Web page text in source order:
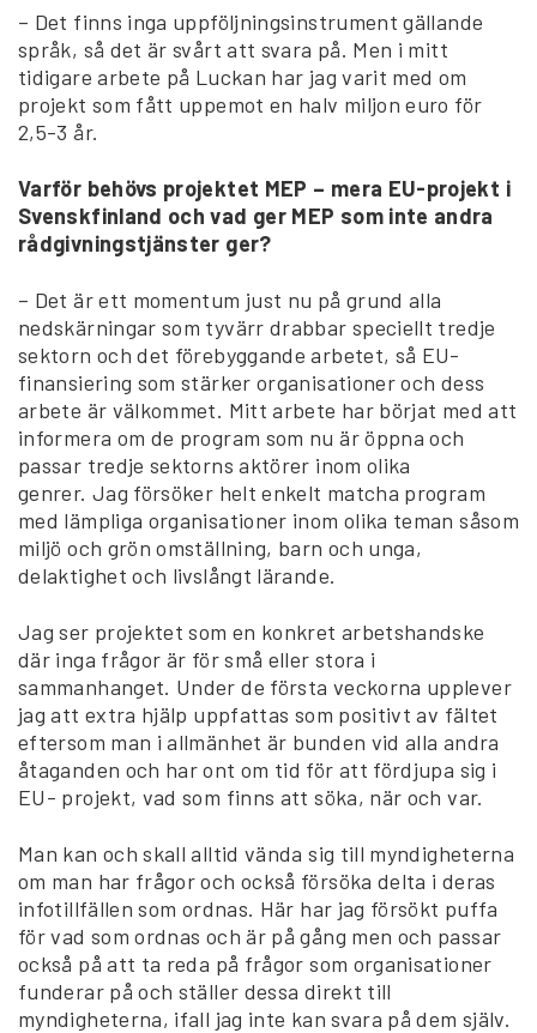
– Det finns inga uppföljningsinstrument gällande
språk, så det är svårt att svara på. Men i mitt
tidigare arbete på Luckan har jag varit med om
projekt som fått uppemot en halv miljon euro för
2,5-3 år.
Varför behövs projektet MEP – mera EU-projekt i
Svenskfinland och vad ger MEP som inte andra
rådgivningstjänster ger?
– Det är ett momentum just nu på grund alla
nedskärningar som tyvärr drabbar speciellt tredje
sektorn och det förebyggande arbetet, så EU-
finansiering som stärker organisationer och dess
arbete är välkommet. Mitt arbete har börjat med att
informera om de program som nu är öppna och
passar tredje sektorns aktörer inom olika
genrer. Jag försöker helt enkelt matcha program
med lämpliga organisationer inom olika teman såsom
miljö och grön omställning, barn och unga,
delaktighet och livslångt lärande.
Jag ser projektet som en konkret arbetshandske
där inga frågor är för små eller stora i
sammanhanget. Under de första veckorna upplever
jag att extra hjälp uppfattas som positivt av fältet
eftersom man i allmänhet är bunden vid alla andra
åtaganden och har ont om tid för att fördjupa sig i
EU- projekt, vad som finns att söka, när och var.
Man kan och skall alltid vända sig till myndigheterna
om man har frågor och också försöka delta i deras
infotillfällen som ordnas. Här har jag försökt puffa
för vad som ordnas och är på gång men och passar
också på att ta reda på frågor som organisationer
funderar på och ställer dessa direkt till
myndigheterna, ifall jag inte kan svara på dem själv.